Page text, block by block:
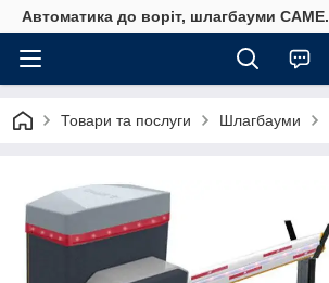
Автоматика до воріт, шлагбауми CAME.
Товари та послуги Шлагбауми